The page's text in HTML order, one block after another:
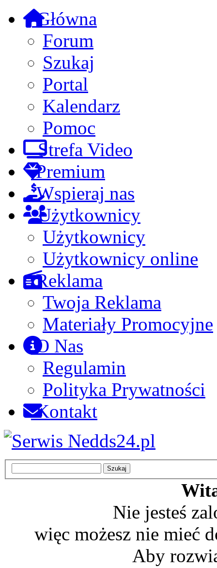
Główna
Forum
Szukaj
Portal
Kalendarz
Pomoc
Strefa Video
Premium
Wspieraj nas
Użytkownicy
Użytkownicy
Użytkownicy online
Reklama
Twoja Reklama
Materiały Promocyjne
O Nas
Regulamin
Polityka Prywatności
Kontakt
Nie jesteś
więc możesz nie mieć
Aby